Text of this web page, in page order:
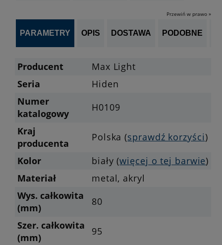
Przewiń w prawo »
PARAMETRY OPIS DOSTAWA PODOBNE
Producent
Max Light
Seria
Hiden
Numer
katalogowy
H0109
Kraj
producenta
Polska (sprawdź korzyści)
Kolor
biały (więcej o tej barwie)
Materiał
metal, akryl
Wys. całkowita
(mm)
80
Szer. całkowita
(mm)
95